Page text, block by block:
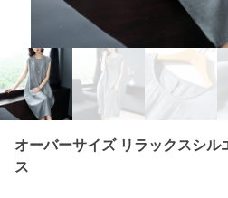
オーバーサイズ リラックスシル
ス